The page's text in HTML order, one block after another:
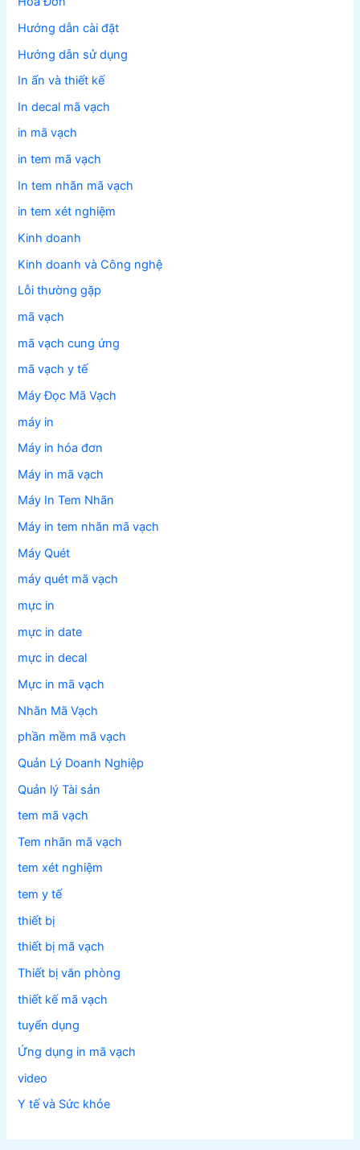
Hướng dẫn cài đặt
Hướng dẫn sử dụng
In ấn và thiết kế
In decal mã vạch
in mã vạch
in tem mã vạch
In tem nhãn mã vạch
in tem xét nghiệm
Kinh doanh
Kinh doanh và Công nghệ
Lỗi thường gặp
mã vạch
mã vạch cung ứng
mã vạch y tế
Máy Đọc Mã Vạch
máy in
Máy in hóa đơn
Máy in mã vạch
Máy In Tem Nhãn
Máy in tem nhãn mã vạch
Máy Quét
máy quét mã vạch
mực in
mực in date
mực in decal
Mực in mã vạch
Nhãn Mã Vạch
phần mềm mã vạch
Quản Lý Doanh Nghiệp
Quản lý Tài sản
tem mã vạch
Tem nhãn mã vạch
tem xét nghiệm
tem y tế
thiết bị
thiết bị mã vạch
Thiết bị văn phòng
thiết kế mã vạch
tuyển dụng
Ứng dụng in mã vạch
video
Y tế và Sức khỏe